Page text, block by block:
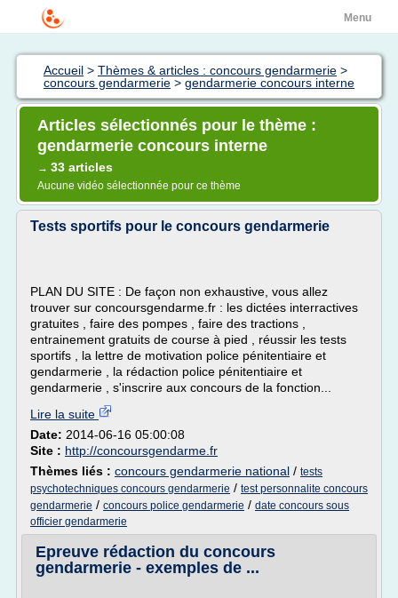
Menu
Accueil > Thèmes & articles : concours gendarmerie >
concours gendarmerie > gendarmerie concours interne
Articles sélectionnés pour le thème :
gendarmerie concours interne
→ 33 articles
Aucune vidéo sélectionnée pour ce thème
Tests sportifs pour le concours gendarmerie
PLAN DU SITE : De façon non exhaustive, vous allez
trouver sur concoursgendarme.fr : les dictées interractives
gratuites , faire des pompes , faire des tractions ,
entrainement gratuits de course à pied , réussir les tests
sportifs , la lettre de motivation police pénitentiaire et
gendarmerie , la rédaction police pénitentiaire et
gendarmerie , s'inscrire aux concours de la fonction...
Lire la suite
Date: 2014-06-16 05:00:08
Site : http://concoursgendarme.fr
Thèmes liés : concours gendarmerie national / tests
psychotechniques concours gendarmerie / test personnalite concours
gendarmerie / concours police gendarmerie / date concours sous
officier gendarmerie
Epreuve rédaction du concours
gendarmerie - exemples de ...